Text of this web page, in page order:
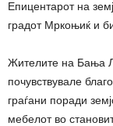
Епицентарот на
градот Мркоњиќ и
Жителите на Бања
почувствувале
граѓани поради
мебелот во